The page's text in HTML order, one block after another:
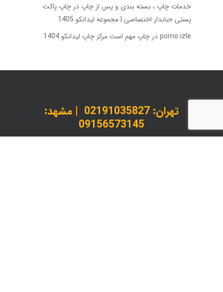
خدمات چاپ ، بسته بندی و پس از چاپ در چاپ پاکت
پستی حبابدار اختصاصی | مجموعه لیدانکو 1405
porno izleدر چاپ مهم است مرکز چاپ لیدانکو 1404
تهران: 02191035827 | مشهد:
09156573145